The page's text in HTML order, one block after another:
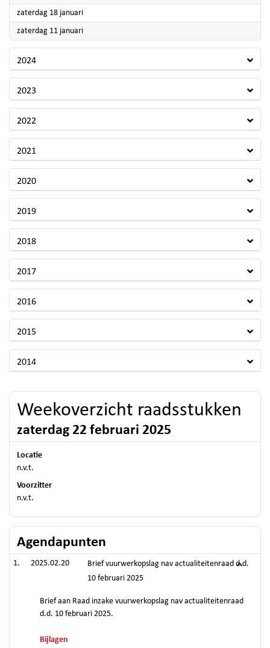
zaterdag 18 januari2025
zaterdag 11 januari2025
2024
2023
2022
2021
2020
2019
2018
2017
2016
2015
2014
Weekoverzicht raadsstukken
zaterdag 22 februari 2025
Locatie
n.v.t.
Voorzitter
n.v.t.
Agendapunten
2025.02.20
Brief vuurwerkopslag nav actualiteitenraad d.d.
10 februari 2025
Brief aan Raad inzake vuurwerkopslag nav actualiteitenraad
d.d. 10 februari 2025.
Bijlagen